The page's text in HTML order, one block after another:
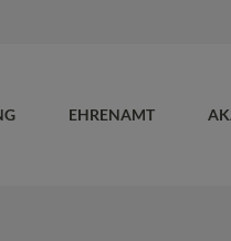
EHRENAMT